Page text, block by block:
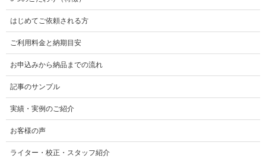
はじめてご依頼される方
ご利用料金と納期目安
お申込みから納品までの流れ
記事のサンプル
実績・実例のご紹介
お客様の声
ライター・校正・スタッフ紹介